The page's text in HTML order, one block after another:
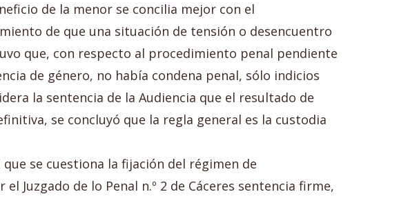
de la menor se concilia mejor con el
de que una situación de tensión o desencuentro
que, con respecto al procedimiento penal pendiente
de género, no había condena penal, sólo indicios
la sentencia de la Audiencia que el resultado de
se concluyó que la regla general es la custodia
se cuestiona la fijación del régimen de
Juzgado de lo Penal n.º 2 de Cáceres sentencia firme,